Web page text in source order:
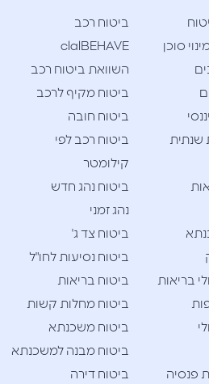
סוכן
שנתית
בריאות
פנסיה
ביטוח רכב
clalBEHAVE
השוואת ביטוח רכב
ביטוח מקיף לרכב
ביטוח חובה
ביטוח רכב לפי
קילומטר
ביטוח נהג חדש
נהג זמני
ביטוח צד ג'
ביטוח נסיעות לחו"ל
ביטוח בריאות
ביטוח מחלות קשות
ביטוח משכנתא
ביטוח מבנה למשכנתא
ביטוח דירה